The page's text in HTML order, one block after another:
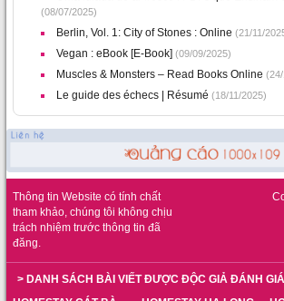
(08/07/2025)
Berlin, Vol. 1: City of Stones : Online (21/11/
Vegan : eBook [E-Book] (09/09/2025)
Muscles & Monsters – Read Books Online
Le guide des échecs | Résumé (18/11/2025)
Thông tin Website có tính chất
tham khảo, chúng tôi không chịu
trách nhiệm trước thông tin đã
đăng.
> DANH SÁCH BÀI VIẾT ĐƯỢC ĐỘC GIẢ ĐÁNH